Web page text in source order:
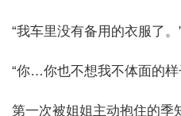
“我车里没有备用的衣服了。
“你…你也不想我不体面的样
第一次被姐姐主动抱住的季